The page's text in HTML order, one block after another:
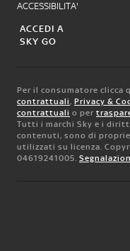
ACCESSIBILITA'
ACCEDI A
SKY GO
Per il consumatore clicca
contrattuali, Privacy &
contrattuali o per
Tutti i marchi Sky e i
contenuti, sono di
utilizzati su licenza.
04619241005.